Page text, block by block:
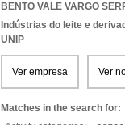
BENTO VALE VARGO
Indústrias do leite e
UNIP
Ver empresa Ver
Matches in the search for: